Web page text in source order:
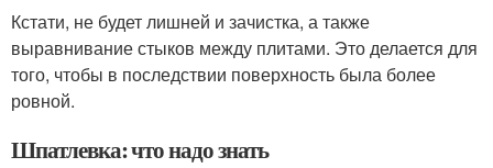
Кстати, не будет лишней и зачистка, а также
выравнивание стыков между плитами. Это делается для
того, чтобы в последствии поверхность была более
ровной.
Шпатлевка: что надо знать